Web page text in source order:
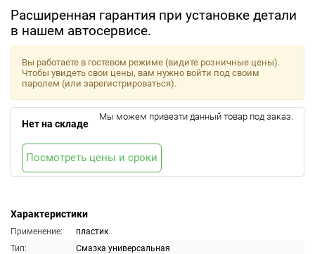
Расширенная гарантия при установке детали
в нашем автосервисе.
Характеристики
Применение:
пластик
Тип:
Смазка универсальная
Вы работаете в гостевом режиме (видите розничные цены).
Чтобы увидеть свои цены, вам нужно войти под своим
паролем (или зарегистрироваться).
Нет на складе
Мы можем привезти данный товар под заказ.
Посмотреть цены и сроки